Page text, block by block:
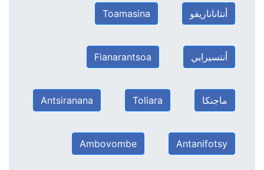
أنتاناناريفو Toamasina
أنتسيرابي Fianarantsoa
ماجنكا Toliara
Antsiranana
Antanifotsy
Ambovombe